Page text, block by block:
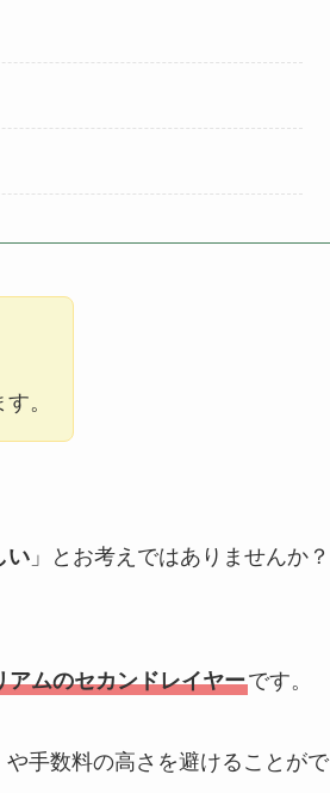
。
い 」とお考えではありませんか？
アムのセカンドレイヤーです。
手数料の高さを避けることがで